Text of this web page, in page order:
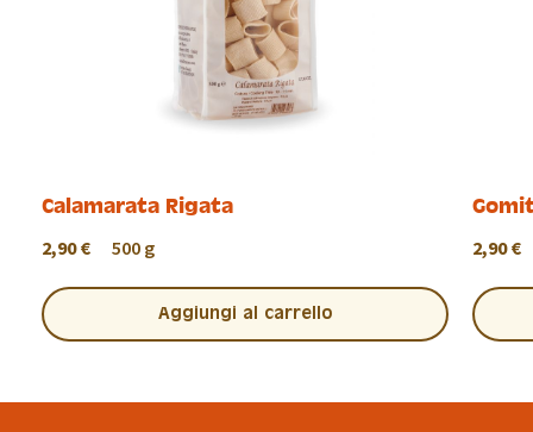
Calamarata Rigata
2,90 € 500 g
Aggiungi al carrello
2,90 €